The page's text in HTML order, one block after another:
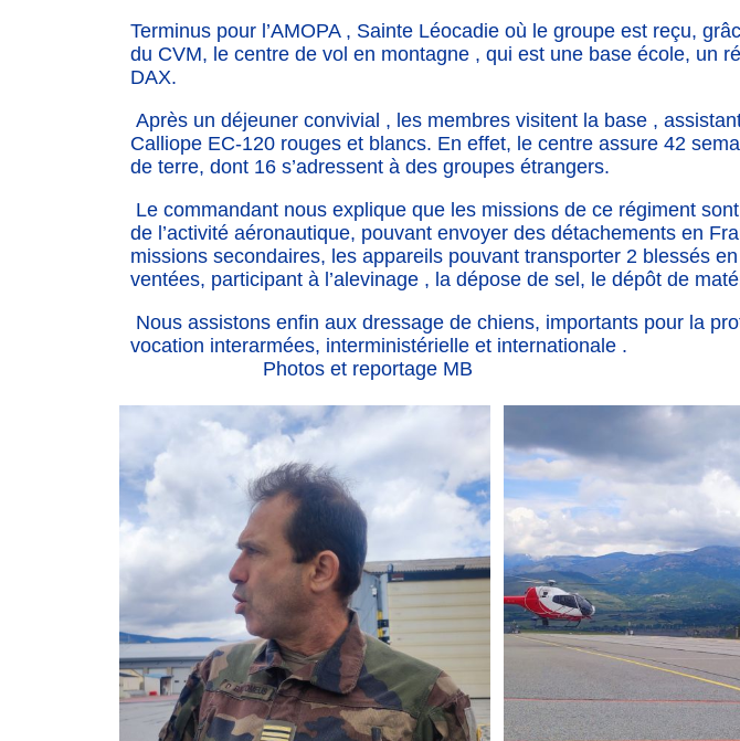
Terminus pour l’AMOPA , Sainte Léocadie où le groupe est reçu,
du CVM, le centre de vol en montagne , qui est une base école, un
DAX.
Après un déjeuner convivial , les membres visitent la base ,
Calliope EC-120 rouges et blancs. En effet, le centre assure 42
de terre, dont 16 s’adressent à des groupes étrangers.
Le commandant nous explique que les missions de ce régiment
de l’activité aéronautique, pouvant envoyer des détachements en
missions secondaires, les appareils pouvant transporter 2 blessés
ventées, participant à l’alevinage , la dépose de sel, le dépôt de
Nous assistons enfin aux dressage de chiens, importants pour la
vocation interarmées, interministérielle et internationale .
Photos et reportage MB